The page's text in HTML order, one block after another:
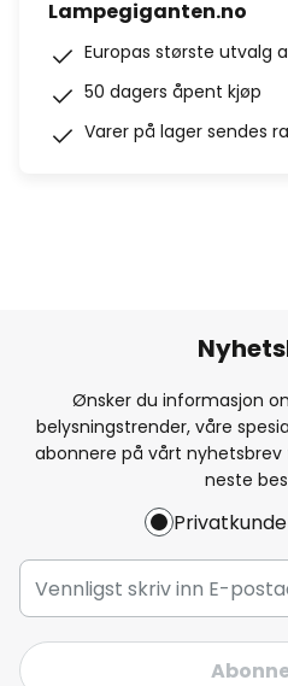
Lampegiganten.no
Europas største utvalg
50 dagers åpent kjøp
Varer på lager sendes
Ønsker du informasjon
belysningstrender, våre
abonnere på vårt nyhetsbrev
neste
Privatkunde